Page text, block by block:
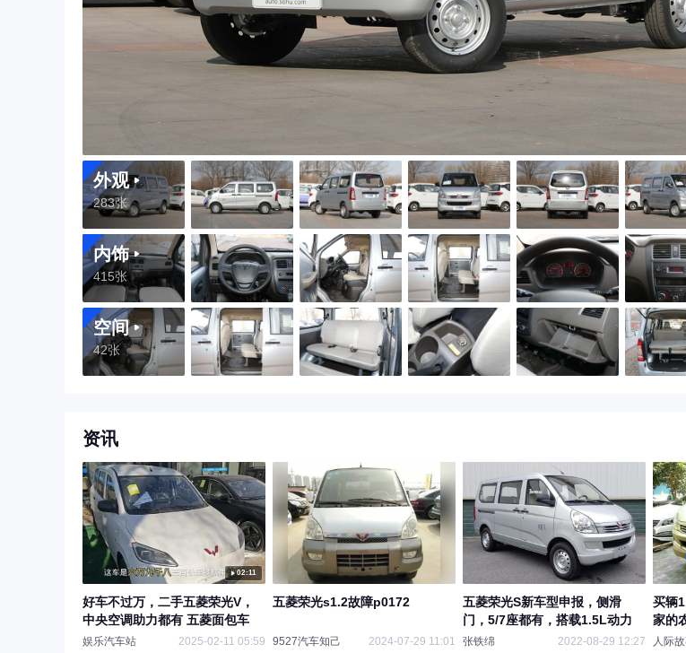
外观
283张
内饰
415张
空间
42张
资讯
02:11
好车不过万，二手五菱荣光V，
中央空调助力都有 五菱面包车
娱乐汽车站 2025-02-11 05:59
五菱荣光s1.2故障p0172
9527汽车知己 2024-07-29 11:01
五菱荣光S新车型申报，侧滑
门，5/7座都有，搭载1.5L动力
张铁绵 2022-08-29 12:27
买辆
家的
人际